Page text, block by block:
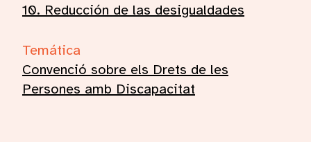
10. Reducción de las desigualdades
Temática
Convenció sobre els Drets de les
Persones amb Discapacitat